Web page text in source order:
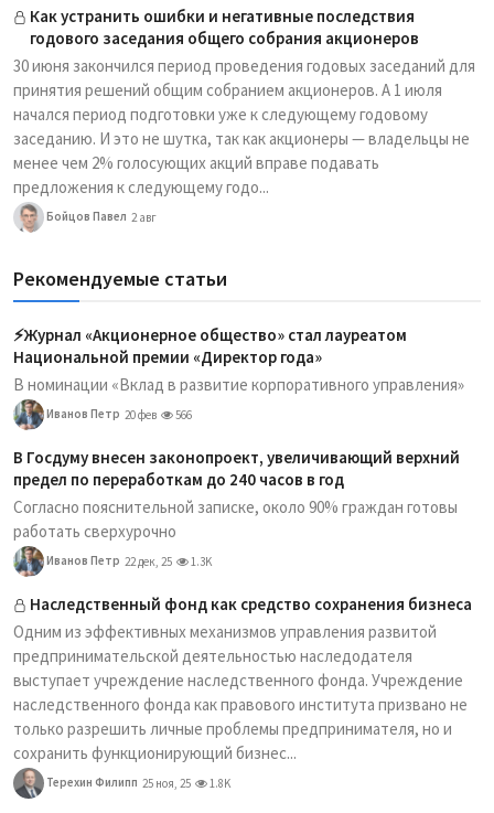
Как устранить ошибки и негативные последствия
годового заседания общего собрания акционеров
30 июня закончился период проведения годовых заседаний для
принятия решений общим собранием акционеров. А 1 июля
начался период подготовки уже к следующему годовому
заседанию. И это не шутка, так как акционеры — владельцы не
менее чем 2% голосующих акций вправе подавать
предложения к следующему годо...
Бойцов Павел 2 авг
Рекомендуемые статьи
⚡️Журнал «Акционерное общество» стал лауреатом
Национальной премии «Директор года»
В номинации «Вклад в развитие корпоративного управления»
Иванов Петр 20 фев 566
В Госдуму внесен законопроект, увеличивающий верхний
предел по переработкам до 240 часов в год
Согласно пояснительной записке, около 90% граждан готовы
работать сверхурочно
Иванов Петр 22 дек, 25 1.3K
Наследственный фонд как средство сохранения бизнеса
Одним из эффективных механизмов управления развитой
предпринимательской деятельностью наследодателя
выступает учреждение наследственного фонда. Учреждение
наследственного фонда как правового института призвано не
только разрешить личные проблемы предпринимателя, но и
сохранить функционирующий бизнес...
Терехин Филипп 25 ноя, 25 1.8K